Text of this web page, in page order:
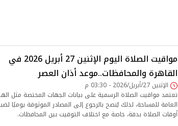
مواقيت الصلاة اليوم الإثنين 27 أبريل 2026 في
القاهرة والمحافظات..موعد أذان العصر
الإثنين 27/أبريل/2026 - 03:30 م
تعتمد مواقيت الصلاة الرسمية على بيانات الجهات المختصة مثل
العامة للمساحة، لذلك يُنصح بالرجوع إلى المصادر الموثوقة يوميًا
أوقات الصلاة بدقة، خاصة مع اختلاف التوقيت بين المحافظات.